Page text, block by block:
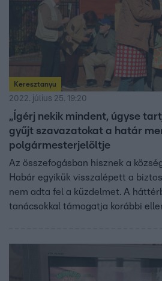
Keresztanyu
2022. július 25. 19:20
„Ígérj nekik mindent, úgyse
gyűjt szavazatokat a határ
polgármesterjelöltje
Az összefogásban hisznek a
Habár egyikük visszalépett a
nem adta fel a küzdelmet. A
tanácsokkal támogatja korábbi